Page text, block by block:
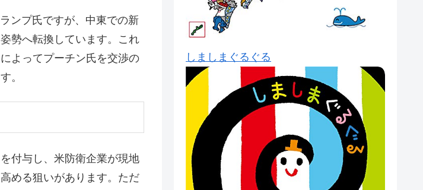
ンプ氏ですが、中東での新
勢へ転換しています。これ
よってプーチン氏を交渉の
。
付与し、米防衛企業が現地
める狙いがあります。ただ
しましまぐるぐる